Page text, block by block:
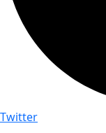
Twitter